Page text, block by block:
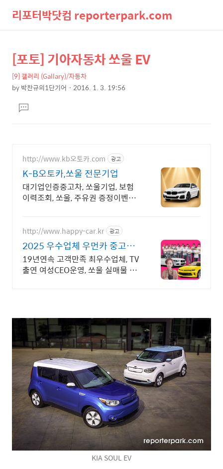
리포터박닷컴 reporterpark.com
상
세
컨
텐
츠
본
문
제
목
[포토] 기아자동차 쏘울 EV
[9] 갤러리 (Gallary)/자동차
by박찬규의1단기어 2016. 1. 3. 19:56
문댓
글
http://www.kb오토카.com 광고
K-B오토카,쏘울 전문기업
대기업인증중고차, 쏘울기업, 보험
이력조회, 쏘울, 주유권 증정이벤트
매물전산연동
http://www.happy-car.kr 광고
2025 우수업체 우먼카 중고차
는 최우수모범업체에서!
19년연속 고객만족 최우수업체, TV
출연 여성CEO운영, 쏘울 실매물 5
KIA SOUL EV